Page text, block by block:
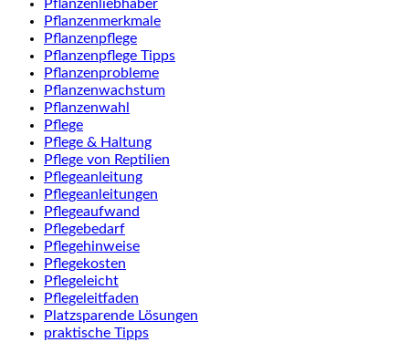
Pflanzenliebhaber
Pflanzenmerkmale
Pflanzenpflege
Pflanzenpflege Tipps
Pflanzenprobleme
Pflanzenwachstum
Pflanzenwahl
Pflege
Pflege & Haltung
Pflege von Reptilien
Pflegeanleitung
Pflegeanleitungen
Pflegeaufwand
Pflegebedarf
Pflegehinweise
Pflegekosten
Pflegeleicht
Pflegeleitfaden
Platzsparende Lösungen
praktische Tipps